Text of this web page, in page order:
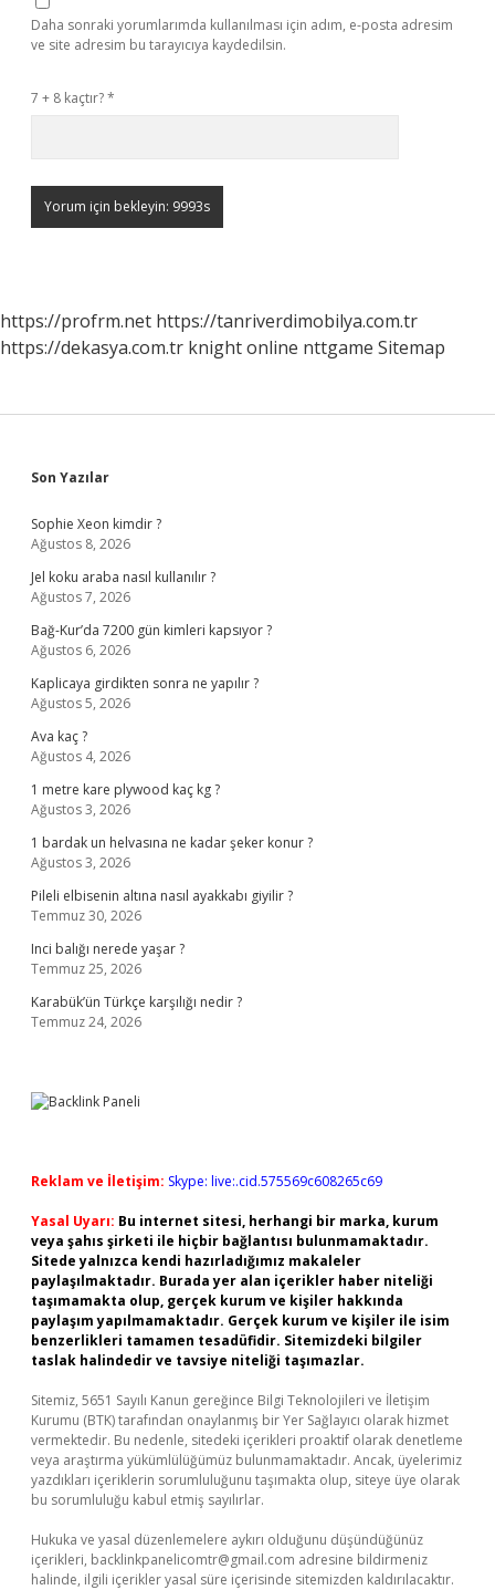
Daha sonraki yorumlarımda kullanılması için adım, e-posta adresim
ve site adresim bu tarayıcıya kaydedilsin.
7 + 8 kaçtır?*
https://profrm.net https://tanriverdimobilya.com.tr
https://dekasya.com.tr knight online nttgame Sitemap
Sidebar
Son Yazılar
Sophie Xeon kimdir ?
Ağustos 8, 2026
Jel koku araba nasıl kullanılır ?
Ağustos 7, 2026
Bağ-Kur’da 7200 gün kimleri kapsıyor ?
Ağustos 6, 2026
Kaplicaya girdikten sonra ne yapılır ?
Ağustos 5, 2026
Ava kaç ?
Ağustos 4, 2026
1 metre kare plywood kaç kg ?
Ağustos 3, 2026
1 bardak un helvasına ne kadar şeker konur ?
Ağustos 3, 2026
Pileli elbisenin altına nasıl ayakkabı giyilir ?
Temmuz 30, 2026
Inci balığı nerede yaşar ?
Temmuz 25, 2026
Karabük’ün Türkçe karşılığı nedir ?
Temmuz 24, 2026
Reklam ve İletişim: Skype: live:.cid.575569c608265c69
Yasal Uyarı: Bu internet sitesi, herhangi bir marka, kurum
veya şahıs şirketi ile hiçbir bağlantısı bulunmamaktadır.
Sitede yalnızca kendi hazırladığımız makaleler
paylaşılmaktadır. Burada yer alan içerikler haber niteliği
taşımamakta olup, gerçek kurum ve kişiler hakkında
paylaşım yapılmamaktadır. Gerçek kurum ve kişiler ile isim
benzerlikleri tamamen tesadüfidir. Sitemizdeki bilgiler
taslak halindedir ve tavsiye niteliği taşımazlar.
Sitemiz, 5651 Sayılı Kanun gereğince Bilgi Teknolojileri ve İletişim
Kurumu (BTK) tarafından onaylanmış bir Yer Sağlayıcı olarak hizmet
vermektedir. Bu nedenle, sitedeki içerikleri proaktif olarak denetleme
veya araştırma yükümlülüğümüz bulunmamaktadır. Ancak, üyelerimiz
yazdıkları içeriklerin sorumluluğunu taşımakta olup, siteye üye olarak
bu sorumluluğu kabul etmiş sayılırlar.
Hukuka ve yasal düzenlemelere aykırı olduğunu düşündüğünüz
içerikleri, backlinkpanelicomtr@gmail.com adresine bildirmeniz
halinde, ilgili içerikler yasal süre içerisinde sitemizden kaldırılacaktır.